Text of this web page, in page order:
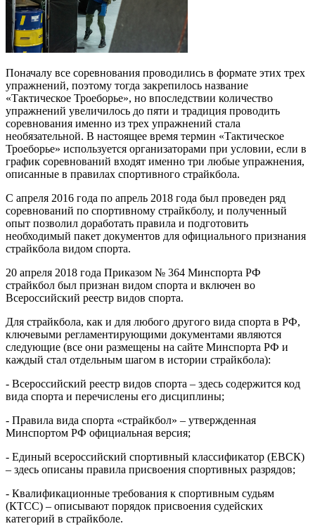
Поначалу все соревнования проводились в формате этих трех
упражнений, поэтому тогда закрепилось название
«Тактическое Троеборье», но впоследствии количество
упражнений увеличилось до пяти и традиция проводить
соревнования именно из трех упражнений стала
необязательной. В настоящее время термин «Тактическое
Троеборье» используется организаторами при условии, если в
график соревнований входят именно три любые упражнения,
описанные в правилах спортивного страйкбола.
С апреля 2016 года по апрель 2018 года был проведен ряд
соревнований по спортивному страйкболу, и полученный
опыт позволил доработать правила и подготовить
необходимый пакет документов для официального признания
страйкбола видом спорта.
20 апреля 2018 года Приказом № 364 Минспорта РФ
страйкбол был признан видом спорта и включен во
Всероссийский реестр видов спорта.
Для страйкбола, как и для любого другого вида спорта в РФ,
ключевыми регламентирующими документами являются
следующие (все они размещены на сайте Минспорта РФ и
каждый стал отдельным шагом в истории страйкбола):
- Всероссийский реестр видов спорта – здесь содержится код
вида спорта и перечислены его дисциплины;
- Правила вида спорта «страйкбол» – утвержденная
Минспортом РФ официальная версия;
- Единый всероссийский спортивный классификатор (ЕВСК)
– здесь описаны правила присвоения спортивных разрядов;
- Квалификационные требования к спортивным судьям
(КТСС) – описывают порядок присвоения судейских
категорий в страйкболе.